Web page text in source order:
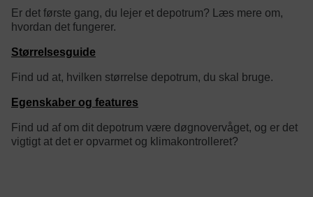
Er det første gang, du lejer et depotrum? Læs mere om,
hvordan det fungerer.
Størrelsesguide
Find ud at, hvilken størrelse depotrum, du skal bruge.
Egenskaber og features
Find ud af om dit depotrum være døgnovervåget, og er det
vigtigt at det er opvarmet og klimakontrolleret?